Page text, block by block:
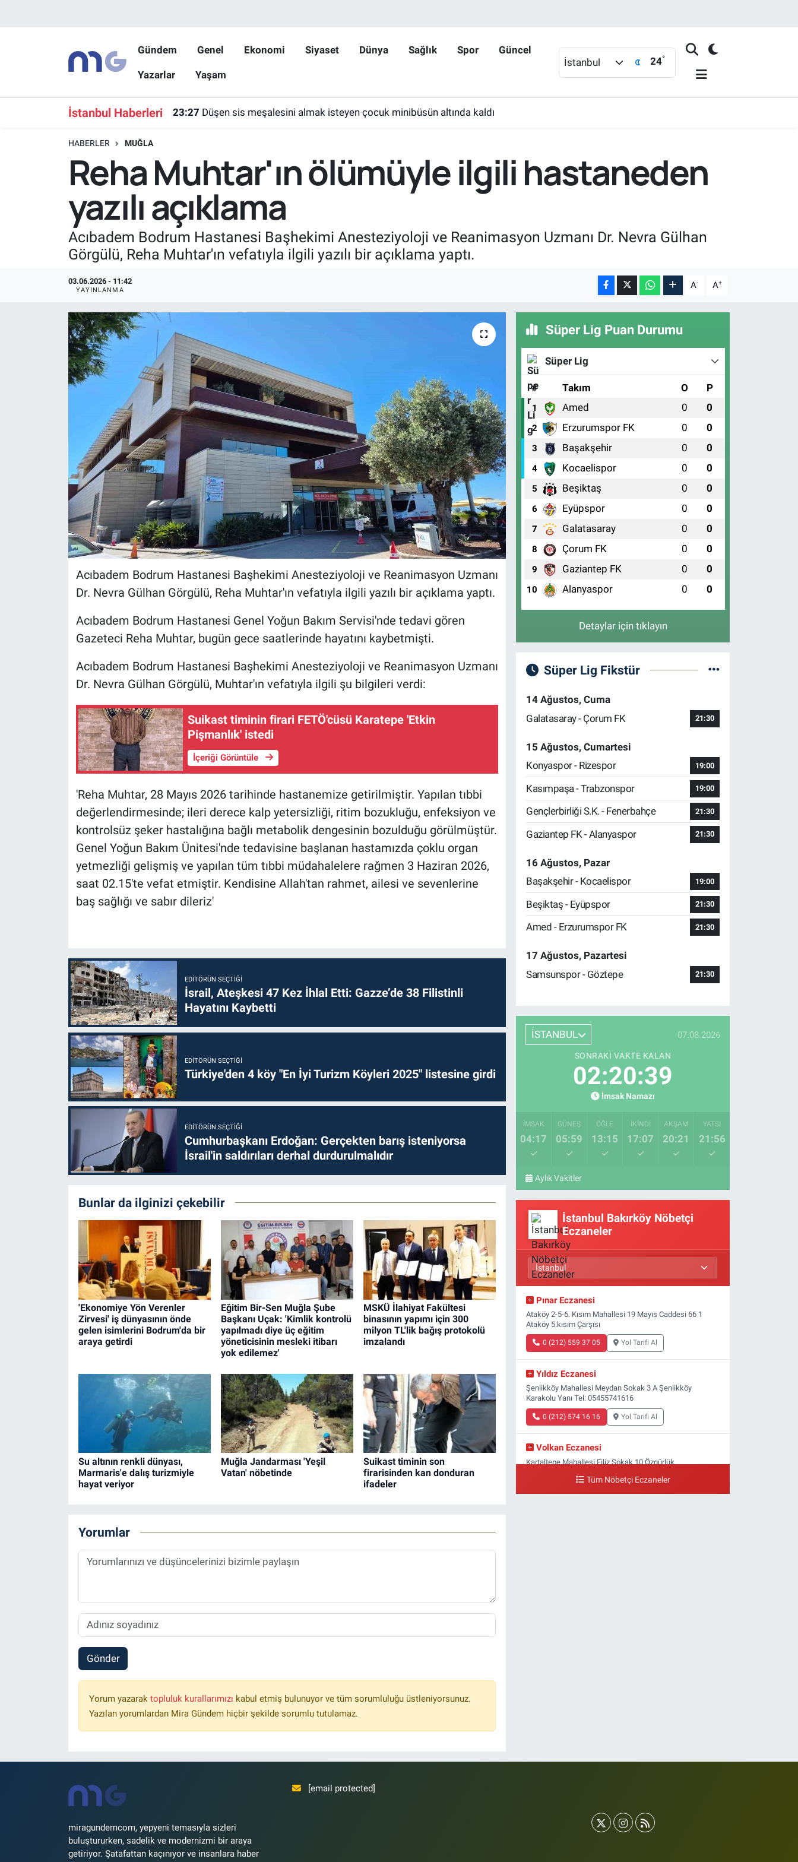
Gündem Genel Ekonomi Siyaset Dünya Sağlık Spor Güncel
Yazarlar Yaşam
İstanbul 24°
İstanbul Haberleri 23:27 Düşen sis meşalesini almak isteyen çocuk minibüsün altında kaldı
HABERLER MUĞLA
Reha Muhtar'ın ölümüyle ilgili hastaneden
yazılı açıklama
Acıbadem Bodrum Hastanesi Başhekimi Anesteziyoloji ve Reanimasyon Uzmanı Dr. Nevra Gülhan
Görgülü, Reha Muhtar'ın vefatıyla ilgili yazılı bir açıklama yaptı.
03.06.2026 - 11:42
YAYINLANMA A- A+
Acıbadem Bodrum Hastanesi Başhekimi Anesteziyoloji ve Reanimasyon Uzmanı
Dr. Nevra Gülhan Görgülü, Reha Muhtar'ın vefatıyla ilgili yazılı bir açıklama yaptı.
Acıbadem Bodrum Hastanesi Genel Yoğun Bakım Servisi'nde tedavi gören
Gazeteci Reha Muhtar, bugün gece saatlerinde hayatını kaybetmişti.
Acıbadem Bodrum Hastanesi Başhekimi Anesteziyoloji ve Reanimasyon Uzmanı
Dr. Nevra Gülhan Görgülü, Muhtar'ın vefatıyla ilgili şu bilgileri verdi:
Suikast timinin firari FETÖ'cüsü Karatepe 'Etkin
Pişmanlık' istedi
İçeriği Görüntüle
'Reha Muhtar, 28 Mayıs 2026 tarihinde hastanemize getirilmiştir. Yapılan tıbbi
değerlendirmesinde; ileri derece kalp yetersizliği, ritim bozukluğu, enfeksiyon ve
kontrolsüz şeker hastalığına bağlı metabolik dengesinin bozulduğu görülmüştür.
Genel Yoğun Bakım Ünitesi'nde tedavisine başlanan hastamızda çoklu organ
yetmezliği gelişmiş ve yapılan tüm tıbbi müdahalelere rağmen 3 Haziran 2026,
saat 02.15'te vefat etmiştir. Kendisine Allah'tan rahmet, ailesi ve sevenlerine
baş sağlığı ve sabır dileriz'
EDITÖRÜN SEÇTIĞI
İsrail, Ateşkesi 47 Kez İhlal Etti: Gazze’de 38 Filistinli
Hayatını Kaybetti
EDITÖRÜN SEÇTIĞI
Türkiye'den 4 köy "En İyi Turizm Köyleri 2025" listesine girdi
EDITÖRÜN SEÇTIĞI
Cumhurbaşkanı Erdoğan: Gerçekten barış isteniyorsa
İsrail'in saldırıları derhal durdurulmalıdır
Bunlar da ilginizi çekebilir
'Ekonomiye Yön Verenler
Zirvesi' iş dünyasının önde
gelen isimlerini Bodrum'da bir
araya getirdi
Eğitim Bir-Sen Muğla Şube
Başkanı Uçak: 'Kimlik kontrolü
yapılmadı diye üç eğitim
yöneticisinin mesleki itibarı
yok edilemez'
MSKÜ İlahiyat Fakültesi
binasının yapımı için 300
milyon TL'lik bağış protokolü
imzalandı
Su altının renkli dünyası,
Marmaris'e dalış turizmiyle
hayat veriyor
Muğla Jandarması 'Yeşil
Vatan' nöbetinde
Suikast timinin son
firarisinden kan donduran
ifadeler
Yorumlar
Gönder
Yorum yazarak topluluk kurallarımızı kabul etmiş bulunuyor ve tüm sorumluluğu üstleniyorsunuz.
Yazılan yorumlardan Mira Gündem hiçbir şekilde sorumlu tutulamaz.
Süper Lig Puan Durumu
Süper Lig
# Takım O P
1 Amed 0 0
2 Erzurumspor FK 0 0
3 Başakşehir 0 0
4 Kocaelispor 0 0
5 Beşiktaş 0 0
6 Eyüpspor 0 0
7 Galatasaray 0 0
8 Çorum FK 0 0
9 Gaziantep FK 0 0
10 Alanyaspor 0 0
Detaylar için tıklayın
Süper Lig Fikstür
14 Ağustos, Cuma
Galatasaray - Çorum FK
21:30
15 Ağustos, Cumartesi
Konyaspor - Rizespor
19:00
Kasımpaşa - Trabzonspor 19:00
Gençlerbirliği S.K. - Fenerbahçe 21:30
Gaziantep FK - Alanyaspor 21:30
16 Ağustos, Pazar
Başakşehir - Kocaelispor
19:00
Beşiktaş - Eyüpspor 21:30
Amed - Erzurumspor FK 21:30
17 Ağustos, Pazartesi
Samsunspor - Göztepe
21:30
İSTANBUL 07.08.2026
SONRAKI VAKTE KALAN
02:20:38
İmsak Namazı
İMSAK
04:17
GÜNEŞ
05:59
ÖĞLE
13:15
İKINDI
17:07
AKŞAM
20:21
YATSI
21:56
Aylık Vakitler
İstanbul Bakırköy Nöbetçi
Eczaneler
Pınar Eczanesi
Ataköy 2-5-6. Kısım Mahallesi 19 Mayıs Caddesi 66 1
Ataköy 5.kısım Çarşısı
0 (212) 559 37 05 Yol Tarifi Al
Yıldız Eczanesi
Şenlikköy Mahallesi Meydan Sokak 3 A Şenlikköy
Karakolu Yanı Tel: 05455741616
0 (212) 574 16 16 Yol Tarifi Al
Volkan Eczanesi
Kartaltepe Mahallesi Filiz Sokak 10 Özgürlük
Tüm Nöbetçi Eczaneler
miragundemcom, yepyeni temasıyla sizleri
buluştururken, sadelik ve modernizmi bir araya
getiriyor. Şatafattan kaçınıyor ve insanlara haber
[email protected]
Hava Durumu
İstanbul Namaz Vakitleri
Süper Lig Puan Durumu ve Fikstür
Son Dakika Haberleri
Haber Arşivi